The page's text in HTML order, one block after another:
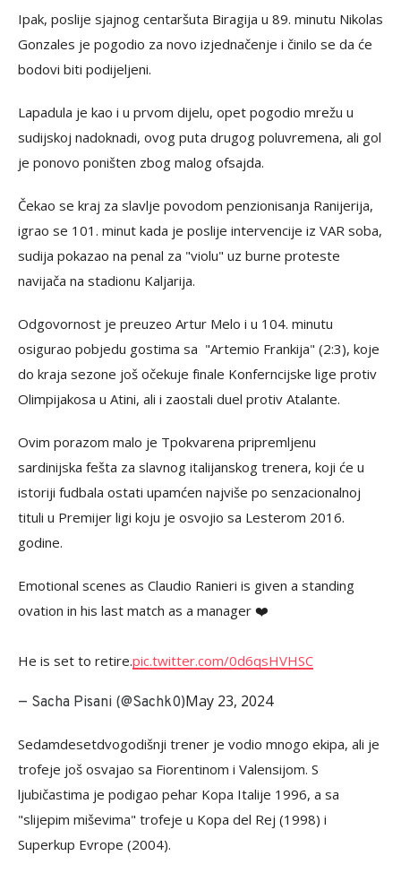
Ipak, poslije sjajnog centaršuta Biragija u 89. minutu Nikolas
Gonzales je pogodio za novo izjednačenje i činilo se da će
bodovi biti podijeljeni.
Lapadula je kao i u prvom dijelu, opet pogodio mrežu u
sudijskoj nadoknadi, ovog puta drugog poluvremena, ali gol
je ponovo poništen zbog malog ofsajda.
Čekao se kraj za slavlje povodom penzionisanja Ranijerija,
igrao se 101. minut kada je poslije intervencije iz VAR soba,
sudija pokazao na penal za "violu" uz burne proteste
navijača na stadionu Kaljarija.
Odgovornost je preuzeo Artur Melo i u 104. minutu
osigurao pobjedu gostima sa "Artemio Frankija" (2:3), koje
do kraja sezone još očekuje finale Konferncijske lige protiv
Olimpijakosa u Atini, ali i zaostali duel protiv Atalante.
Ovim porazom malo je Tpokvarena pripremljenu
sardinijska fešta za slavnog italijanskog trenera, koji će u
istoriji fudbala ostati upamćen najviše po senzacionalnoj
tituli u Premijer ligi koju je osvojio sa Lesterom 2016.
godine.
Emotional scenes as Claudio Ranieri is given a standing
ovation in his last match as a manager ❤️
He is set to retire.pic.twitter.com/0d6qsHVHSC
— Sacha Pisani (@Sachk0)May 23, 2024
Sedamdesetdvogodišnji trener je vodio mnogo ekipa, ali je
trofeje još osvajao sa Fiorentinom i Valensijom. S
ljubičastima je podigao pehar Kopa Italije 1996, a sa
"slijepim miševima" trofeje u Kopa del Rej (1998) i
Superkup Evrope (2004).